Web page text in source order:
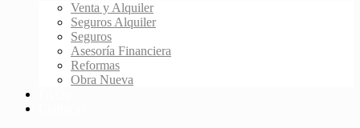
Venta y Alquiler
Seguros Alquiler
Seguros
Asesoría Financiera
Reformas
Obra Nueva